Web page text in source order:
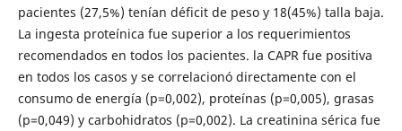
pacientes (27,5%) tenían déficit de peso y 18(45%) talla baja.
La ingesta proteínica fue superior a los requerimientos
recomendados en todos los pacientes. la CAPR fue positiva
en todos los casos y se correlacionó directamente con el
consumo de energía (p=0,002), proteínas (p=0,005), grasas
(p=0,049) y carbohidratos (p=0,002). La creatinina sérica fue